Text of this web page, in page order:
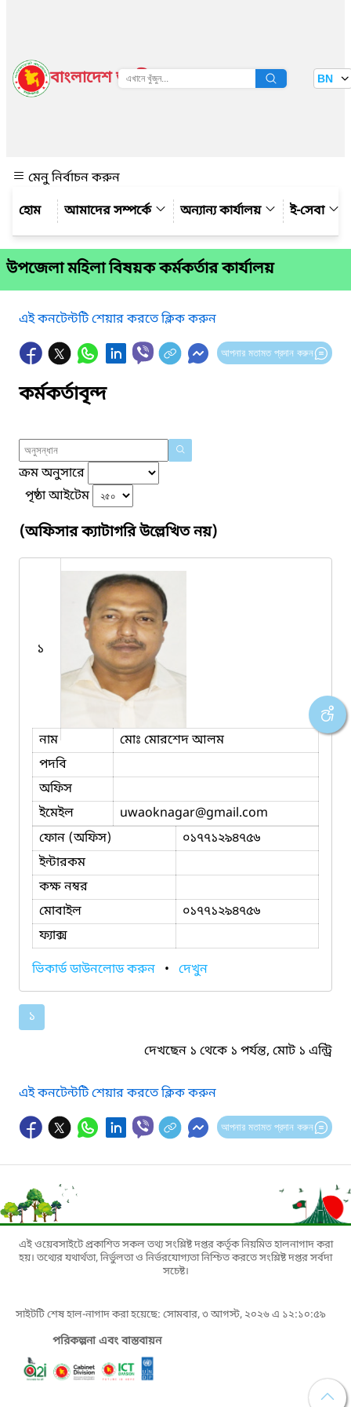
বাংলাদেশ জাতীয় তথ্য বাতায়ন BN
মেনু নির্বাচন করুন
আমাদের সম্পর্কে
অন্যান্য কার্যালয় ই-সেবা
উপজেলা মহিলা বিষয়ক কর্মকর্তার কার্যালয়
এই কনটেন্টটি শেয়ার করতে ক্লিক করুন
আপনার মতামত প্রদান করুন
কর্মকর্তাবৃন্দ
ক্রম অনুসারে
পৃষ্ঠা আইটেম
(অফিসার ক্যাটাগরি উল্লেখিত নয়)
১
নাম
মোঃ মোরশেদ আলম
পদবি
অফিস
ইমেইল
uwaoknagar@gmail.com
ফোন (অফিস)
০১৭৭১২৯৪৭৫৬
ইন্টারকম
কক্ষ নম্বর
মোবাইল
০১৭৭১২৯৪৭৫৬
ফ্যাক্স
ভিকার্ড ডাউনলোড করুন • দেখুন
১
দেখছেন ১ থেকে ১ পর্যন্ত, মোট ১ এন্ট্রি
এই কনটেন্টটি শেয়ার করতে ক্লিক করুন
আপনার মতামত প্রদান করুন
এই ওয়েবসাইটে প্রকাশিত সকল তথ্য সংশ্লিষ্ট দপ্তর কর্তৃক নিয়মিত হালনাগাদ করা
হয়। তথ্যের যথার্থতা, নির্ভুলতা ও নির্ভরযোগ্যতা নিশ্চিত করতে সংশ্লিষ্ট দপ্তর সর্বদা
সচেষ্ট।
সাইটটি শেষ হাল-নাগাদ করা হয়েছে: সোমবার, ৩ আগস্ট, ২০২৬ এ ১২:১০:৫৯
পরিকল্পনা এবং বাস্তবায়ন